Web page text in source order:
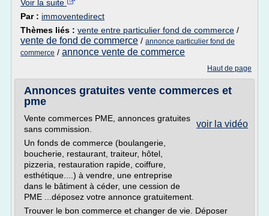
Voir la suite
Par : immoventedirect
Thèmes liés : vente entre particulier fond de commerce /
vente de fond de commerce / annonce particulier fond de
commerce / annonce vente de commerce
Haut de page
Annonces gratuites vente commerces et
pme
voir la vidéo
Vente commerces PME, annonces gratuites
sans commission.
Un fonds de commerce (boulangerie,
boucherie, restaurant, traiteur, hôtel,
pizzeria, restauration rapide, coiffure,
esthétique....) à vendre, une entreprise
dans le bâtiment à céder, une cession de
PME ...déposez votre annonce gratuitement.
Trouver le bon commerce et changer de vie. Déposer